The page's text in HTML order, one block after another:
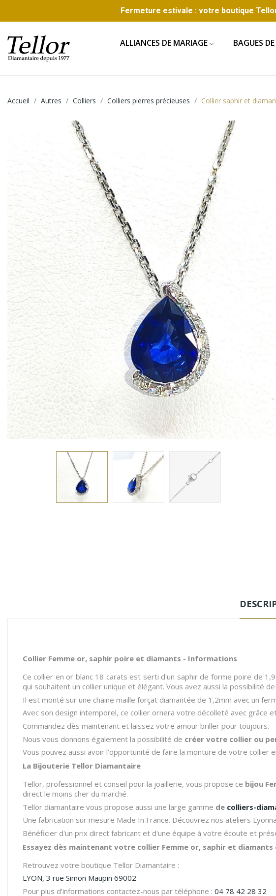
Fermeture estivale : votre boutique
ALLIANCES DE MARIAGE BAGUES
Accueil Autres Colliers Colliers pierres précieuses Collier saphir et
Collier Femme or, saphir poire et diamants - Informations
Ce collier en or blanc 18 carats est serti d'un saphir de forme poire de
qui souhaitent un collier unique et élégant. Vous avez aussi la possibilité
Il est monté sur une chaine maille forçat diamantée de 1,2mm avec un
Avec son design intemporel, ce collier ornera votre décolleté avec grâce
Commandez dès maintenant et laissez votre amour briller pour toujours.
Nous vous donnons également la possibilité de créer votre collier ou
Vous pouvez aussi avoir l’opportunité de faire la monture de votre collier
La Bijouterie Tellor Diamantaire
Tellor, professionnel et conseil pour la joaillerie, vous propose ce bijou
direct le moins cher du marché.
Tellor diamantaire vous propose aussi une large gamme de colliers-
Une fabrication sur mesure Made In France. Découvrez nos ateliers
Bénéficier d'un prix direct fabricant et d'une équipe à votre écoute et
Essayez dès maintenant votre collier Femme or, saphir et
Retrouvez votre boutique Tellor Diamantaire :
LYON, 3 rue Simon Maupin 69002
Pour plus d’informations contactez-nous par téléphone : 04 78 42 28 32